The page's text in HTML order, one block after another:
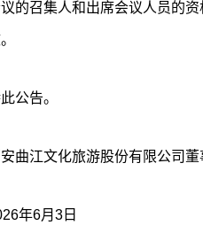
的召集人和出席会议人员的
公告。
曲江文化旅游股份有限公司董
年6月3日